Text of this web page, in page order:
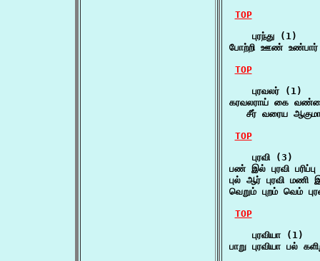
TOP
    புரந்து (1)
போற்றி ஊண் உண்பார்
TOP
    புரவலர் (1)
கரவலராய் கை
சீர் வரைய
TOP
    புரவி (3)
பண் இல் புரவி
புல் ஆர் புரவி
வெறும் புறம் வெம்
TOP
    புரவியா (1)
பாறு புரவியா பல்